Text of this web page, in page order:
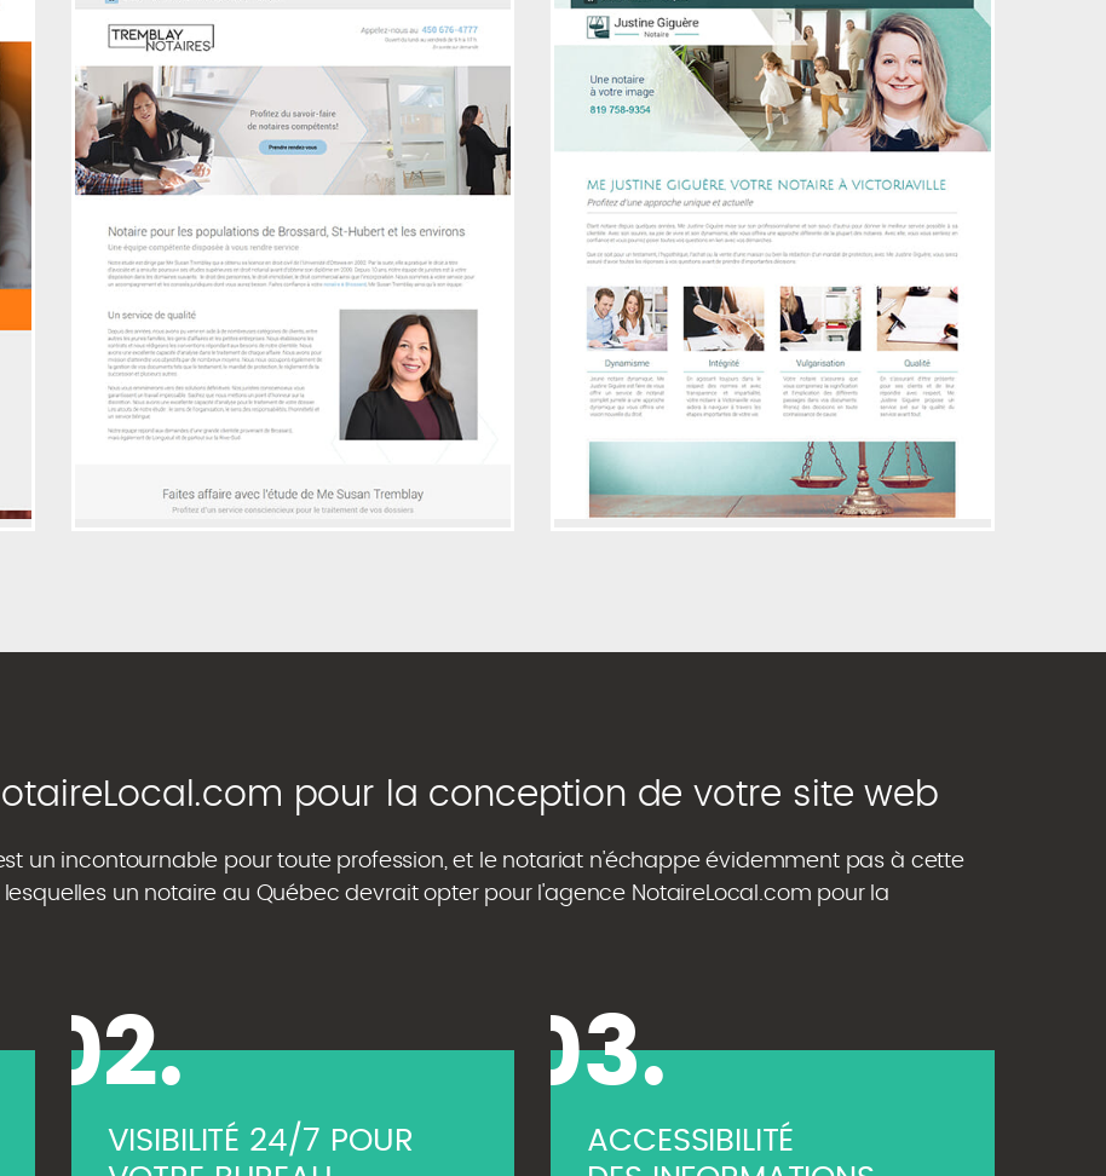
pour la conception de votre site web
un incontournable pour toute profession, et le notariat n'échappe évidemment pas à cette
un notaire au Québec devrait opter pour l'agence NotaireLocal.com pour la
02.
VISIBILITÉ 24/7 POUR
03.
ACCESSIBILITÉ